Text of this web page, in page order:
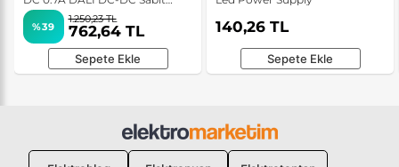
Akım Led Sürücü
%39
1.250,23 TL
762,64 TL
Sepete Ekle
140,26 TL
Sepete Ekle